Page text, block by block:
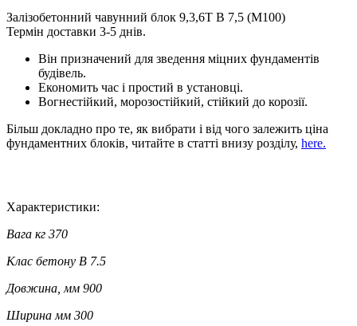
Залізобетонний чавунний блок 9,3,6Т В 7,5 (М100)
Термін доставки 3-5 днів.
Він призначений для зведення міцних фундаментів
будівель.
Економить час і простий в установці.
Вогнестійкий, морозостійкий, стійкий до корозії.
Більш докладно про те, як вибрати і від чого залежить ціна
фундаментних блоків, читайте в статті внизу розділу, here.
Характеристики:
Вага кг 370
Клас бетону В 7.5
Довжина, мм 900
Ширина мм 300